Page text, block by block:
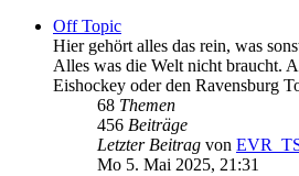
Off Topic
Hier gehört alles das rein, was
Alles was die Welt nicht braucht.
Eishockey oder den Ravensburg
68 Themen
456 Beiträge
Letzter Beitrag von
Mo 5. Mai 2025, 21:31